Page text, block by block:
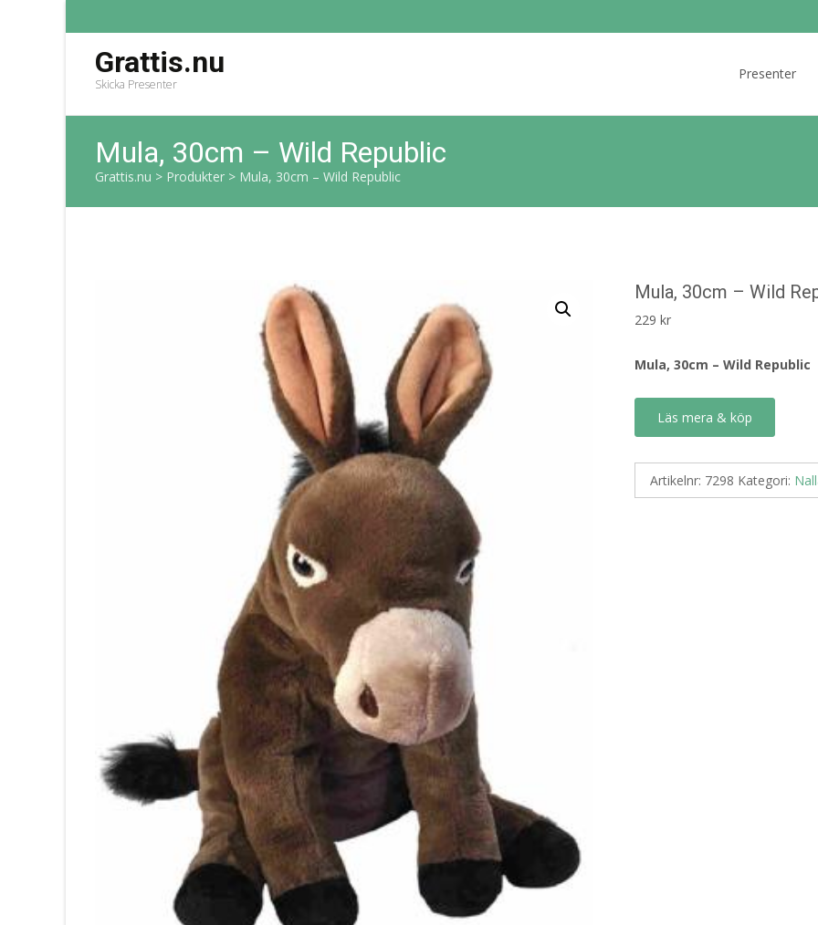
Grattis.nu
Skicka Presenter
Presenter
Mula, 30cm – Wild Republic
Grattis.nu > Produkter > Mula, 30cm – Wild Republic
Mula, 30cm – Wild
229 kr
Mula, 30cm – Wild Republic
Läs mera & köp
Artikelnr: 7298 Kategori: